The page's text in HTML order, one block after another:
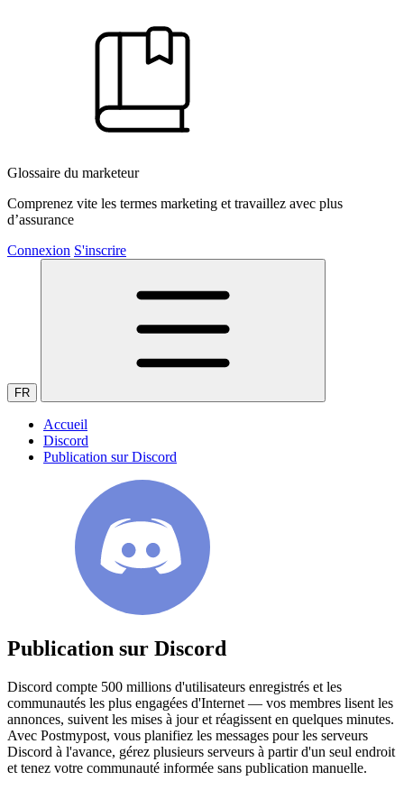
Glossaire du marketeur
Comprenez vite les termes marketing et travaillez avec plus
d’assurance
Connexion S'inscrire
FR
Accueil
Discord
Publication sur Discord
Publication sur Discord
Discord compte 500 millions d'utilisateurs enregistrés et les
communautés les plus engagées d'Internet — vos membres lisent les
annonces, suivent les mises à jour et réagissent en quelques minutes.
Avec Postmypost, vous planifiez les messages pour les serveurs
Discord à l'avance, gérez plusieurs serveurs à partir d'un seul endroit
et tenez votre communauté informée sans publication manuelle.